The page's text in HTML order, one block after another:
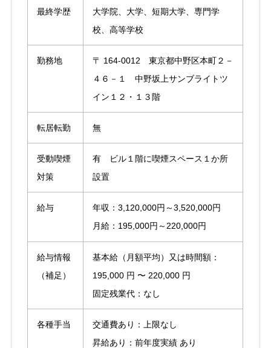
最終学歴
大学院、大学、短期大学、専門学
校、高等学校
勤務地
〒 164-0012 東京都中野区本町２－
４６－１ 中野坂上サンブライトツ
イン１２・１３階
転居転勤 無
受動喫煙
対策
有 ビル１階に喫煙スペース１か所
設置
給与
年収：3,120,000円～3,520,000円
月給：195,000円～220,000円
給与情報
（補足）
基本給（月額平均）又は時間額：
195,000 円 〜 220,000 円
固定残業代：なし
各種手当
交通費あり：上限なし
昇給あり：前年度実績 あり